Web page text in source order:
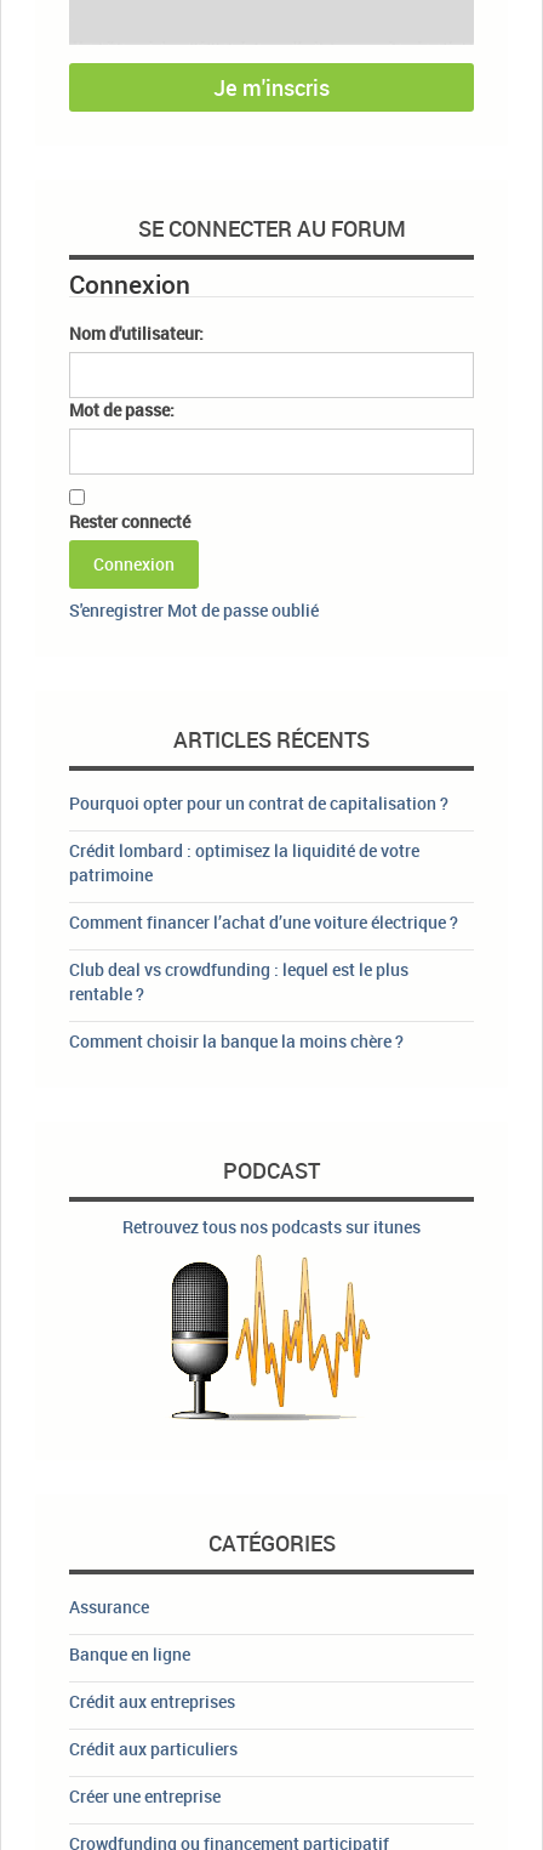
Je m'inscris
SE CONNECTER AU FORUM
Connexion
Nom d'utilisateur:
Mot de passe:
Rester connecté
Connexion
S'enregistrer Mot de passe oublié
ARTICLES RÉCENTS
Pourquoi opter pour un contrat de capitalisation ?
Crédit lombard : optimisez la liquidité de votre
patrimoine
Comment financer l’achat d’une voiture électrique ?
Club deal vs crowdfunding : lequel est le plus
rentable ?
Comment choisir la banque la moins chère ?
PODCAST
Retrouvez tous nos podcasts sur itunes
CATÉGORIES
Assurance
Banque en ligne
Crédit aux entreprises
Crédit aux particuliers
Créer une entreprise
Crowdfunding ou financement participatif